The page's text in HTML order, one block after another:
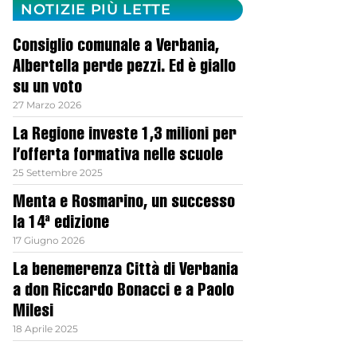
NOTIZIE PIÙ LETTE
Consiglio comunale a Verbania,
Albertella perde pezzi. Ed è giallo
su un voto
27 Marzo 2026
La Regione investe 1,3 milioni per
l’offerta formativa nelle scuole
25 Settembre 2025
Menta e Rosmarino, un successo
la 14ª edizione
17 Giugno 2026
La benemerenza Città di Verbania
a don Riccardo Bonacci e a Paolo
Milesi
18 Aprile 2025